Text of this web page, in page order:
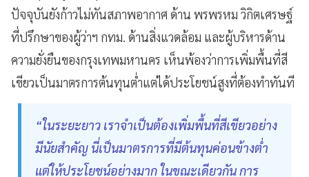
ปัจจุบันยังก้าวไม่ทันสภาพอากาศ ด้าน พรพรหม วิกิตเศรษฐ์
ที่ปรึกษาของผู้ว่าฯ กทม. ด้านสิ่งแวดล้อม และผู้บริหารด้าน
ความยั่งยืนของกรุงเทพมหานคร เห็นพ้องว่าการเพิ่มพื้นที่สี
เขียวเป็นมาตรการต้นทุนต่ำแต่ได้ประโยชน์สูงที่ต้องทำทันที
“ในระยะยาว เราจำเป็นต้องเพิ่มพื้นที่สีเขียวอย่าง
มีนัยสำคัญ นี่เป็นมาตรการที่มีต้นทุนค่อนข้างต่ำ
แต่ให้ประโยชน์อย่างมาก ในขณะเดียวกัน การ